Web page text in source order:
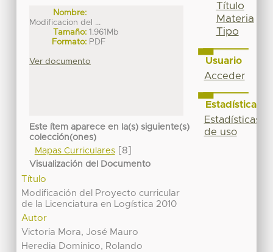
Nombre:
Modificacion del ...
Tamaño: 1.961Mb
Formato: PDF
Ver documento
Este ítem aparece en la(s) siguiente(s)
colección(ones)
Mapas Curriculares[8]
Visualización del Documento
Título
Modificación del Proyecto curricular
de la Licenciatura en Logística 2010
Autor
Victoria Mora, José Mauro
Heredia Dominico, Rolando
Título
Materia
Tipo
Usuario
Acceder
Estadísticas
Estadísticas
de uso